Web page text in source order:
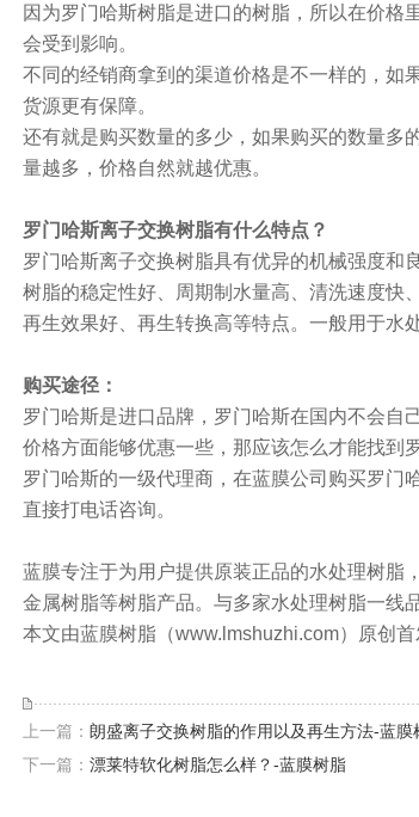
因为罗门哈斯树脂是进口的树脂，所以在价格
会受到影响。
不同的经销商拿到的渠道价格是不一样的，如
货源更有保障。
还有就是购买数量的多少，如果购买的数量多
量越多，价格自然就越优惠。
罗门哈斯离子交换树脂有什么特点？
罗门哈斯离子交换树脂具有优异的机械强度和
树脂的稳定性好、周期制水量高、清洗速度快
再生效果好、再生转换高等特点。一般用于水
购买途径：
罗门哈斯是进口品牌，罗门哈斯在国内不会自
价格方面能够优惠一些，那应该怎么才能找到
罗门哈斯的一级代理商，在蓝膜公司购买罗门
直接打电话咨询。
蓝膜专注于为用户提供原装正品的水处理树脂
金属树脂等树脂产品。与多家水处理树脂一线
本文由蓝膜树脂（www.lmshuzhi.com）原创
上一篇： 朗盛离子交换树脂的作用以及再生方法-蓝膜
下一篇： 漂莱特软化树脂怎么样？-蓝膜树脂